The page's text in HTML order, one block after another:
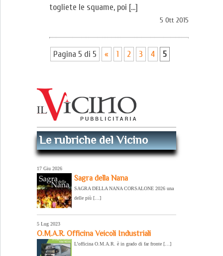
togliete le squame, poi […]
5 Ott 2015
Pagina 5 di 5 « 1 2 3 4 5
Le rubriche del Vicino
17 Giu 2026
Sagra della Nana
SAGRA DELLA NANA CORSALONE 2026 una
delle più […]
5 Lug 2023
O.M.A.R. Officina Veicoli Industriali
L’officina O.M.A.R. è in grado di far fronte […]